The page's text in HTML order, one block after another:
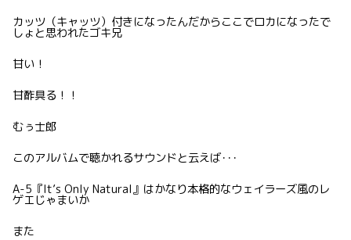
カッツ（キャッツ）付きになったんだからここでロカになったで
しょと思われたゴキ兄
甘い！
甘酢具る！！
むぅ士郎
このアルバムで聴かれるサウンドと云えば･･･
A-5『It’s Only Natural』はかなり本格的なウェイラーズ風のレ
ゲエじゃまいか
また